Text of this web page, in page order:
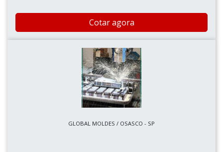
Cotar agora
GLOBAL MOLDES / OSASCO - SP